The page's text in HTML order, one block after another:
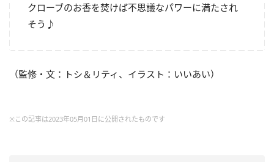
クローブのお香を焚けば不思議なパワーに満たされ
そう♪
（監修・文：トシ＆リティ、イラスト：いいあい）
※この記事は2023年05月01日に公開されたものです